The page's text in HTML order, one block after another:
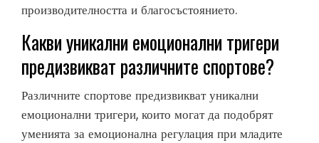
производителността и благосъстоянието.
Какви уникални емоционални тригери
предизвикват различните спортове?
Различните спортове предизвикват уникални
емоционални тригери, които могат да подобрят
уменията за емоционална регулация при младите